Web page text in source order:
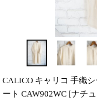
CALICO キャリコ 手織
ート CAW902WC [ナチ